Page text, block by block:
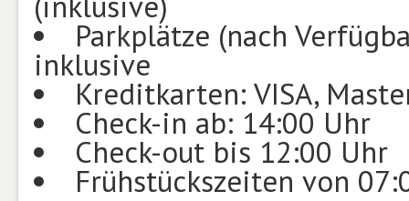
Parkplätze (nach
inklusive
Kreditkarten: VISA,
Check-in ab: 14:00 Uhr
Check-out bis 12:00 Uhr
Frühstückszeiten von